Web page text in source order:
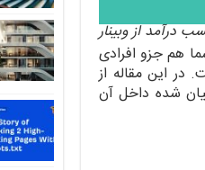
درآمد از وبینار
هم جزو افرادی
در این مقاله از
شده داخل آن